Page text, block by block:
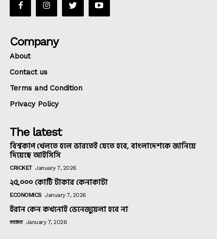
Company
About
Contact us
Terms and Condition
Privacy Policy
The latest
বিশ্বকাপ খেলতে হলে ভারতেই যেতে হবে, বাংলাদেশকে জানিয়ে
দিয়েছে আইসিসি
CRICKET January 7, 2026
২৫,০০০ কোটি টাকার কেনাকাটা
ECONOMICS January 7, 2026
ইরান কেন কখনোই ভেনেজুয়েলা হবে না
মতামত January 7, 2026